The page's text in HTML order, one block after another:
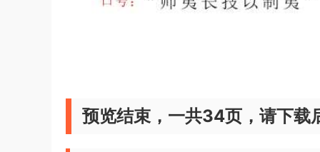
预览结束，一共34页，请下载